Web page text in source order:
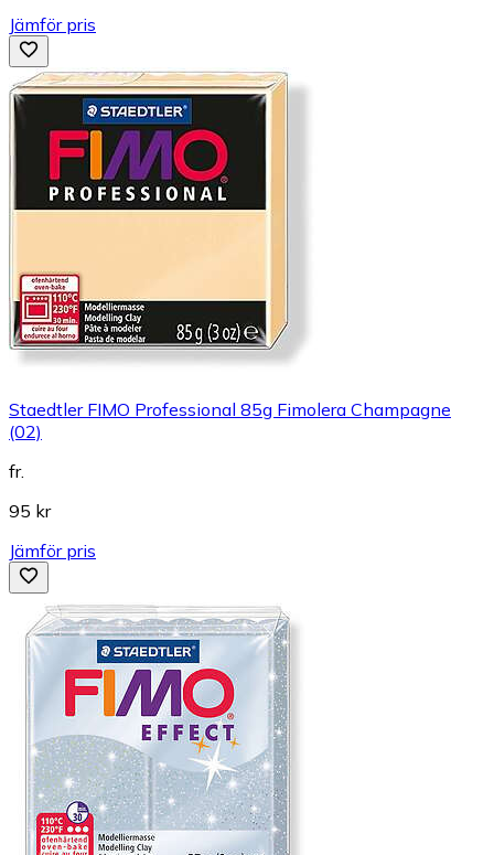
Jämför pris
Staedtler FIMO Professional 85g Fimolera Champagne
(02)
fr.
95 kr
Jämför pris